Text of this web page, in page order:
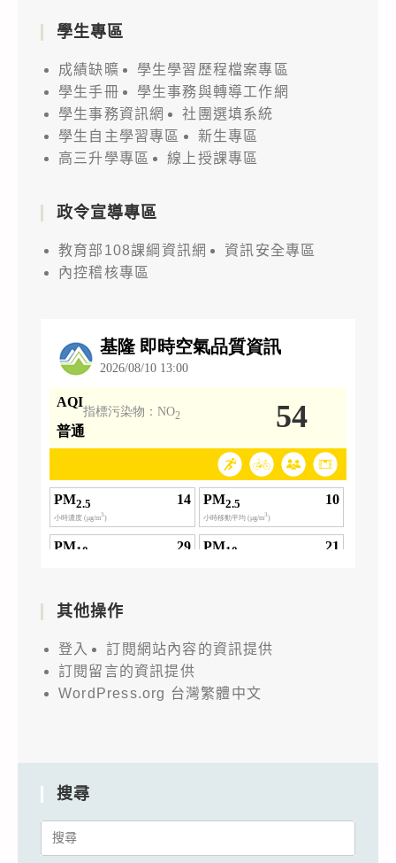
學生專區
成績缺曠
學生學習歷程檔案專區
學生手冊
學生事務與轉導工作網
學生事務資訊網
社團選填系統
學生自主學習專區
新生專區
高三升學專區
線上授課專區
政令宣導專區
教育部108課綱資訊網
資訊安全專區
內控稽核專區
其他操作
登入
訂閱網站內容的資訊提供
訂閱留言的資訊提供
WordPress.org 台灣繁體中文
搜尋
Search